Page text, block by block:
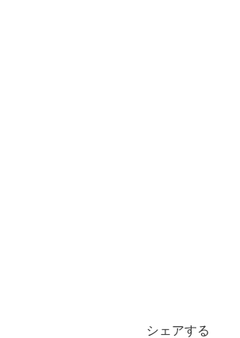
シェアする